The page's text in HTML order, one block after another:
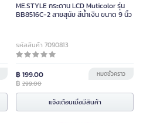
ME.STYLE กระดาน LCD Muticolor รุ่น
BB8516C-2 ลายสุนัข สีน้ำเงิน ขนาด 9 นิ้ว
รหัสสินค้า 7090813
฿ 199.00
฿ 299.00
หมดชั่วคราว
แจ้งเตือนเมื่อมีสินค้า